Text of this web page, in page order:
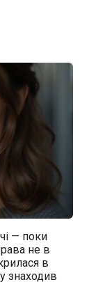
— поки
не в
в
знаходив